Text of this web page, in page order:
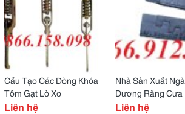
Cấu Tạo Các Dòng Khóa
Tôm Gạt Lò Xo
Liên hệ
Nhà Sản Xuất
Dương Răng Cưa
Liên hệ